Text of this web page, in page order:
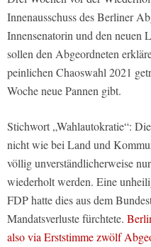
Innenausschuss des Berliner
Innensenatorin und den neuen
sollen den Abgeordneten
peinlichen Chaoswahl 2021
Woche neue Pannen gibt.
Stichwort „Wahlautokratie“:
nicht wie bei Land und
völlig unverständlicherweise
wiederholt werden. Eine
FDP hatte dies aus dem
Mandatsverluste fürchtete.
also via Erststimme zwölf